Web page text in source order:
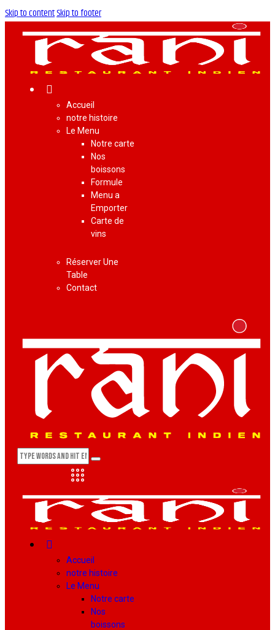
Skip to contentSkip to footer
Accueil
notre histoire
Le Menu
Notre carte
Nos
boissons
Formule
Menu a
Emporter
Carte de
vins
Réserver Une
Table
Contact
Accueil
notre histoire
Le Menu
Notre carte
Nos
boissons